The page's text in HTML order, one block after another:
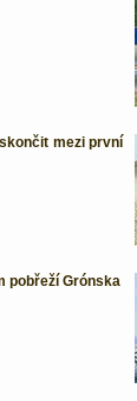
mezi první
pobřeží Grónska